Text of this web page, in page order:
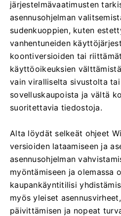
järjestelmävaatimusten
asennusohjelman
sudenkuoppien, kuten
vanhentuneiden
koontiversioiden tai
käyttöoikeuksien
vain viralliselta sivustolta
sovelluskaupoista ja vältä
suoritettavia tiedostoja.
Alta löydät selkeät ohjeet
versioiden lataamiseen ja
asennusohjelman
myöntämiseen ja olemassa
kaupankäyntitilisi
myös yleiset
päivittämisen ja nopeat